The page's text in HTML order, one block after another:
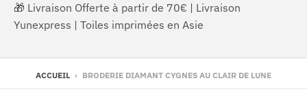
🎁 Livraison Offerte à partir de 70€ | Livraison
Yunexpress | Toiles imprimées en Asie
ACCUEIL › BRODERIE DIAMANT CYGNES AU CLAIR DE LUNE